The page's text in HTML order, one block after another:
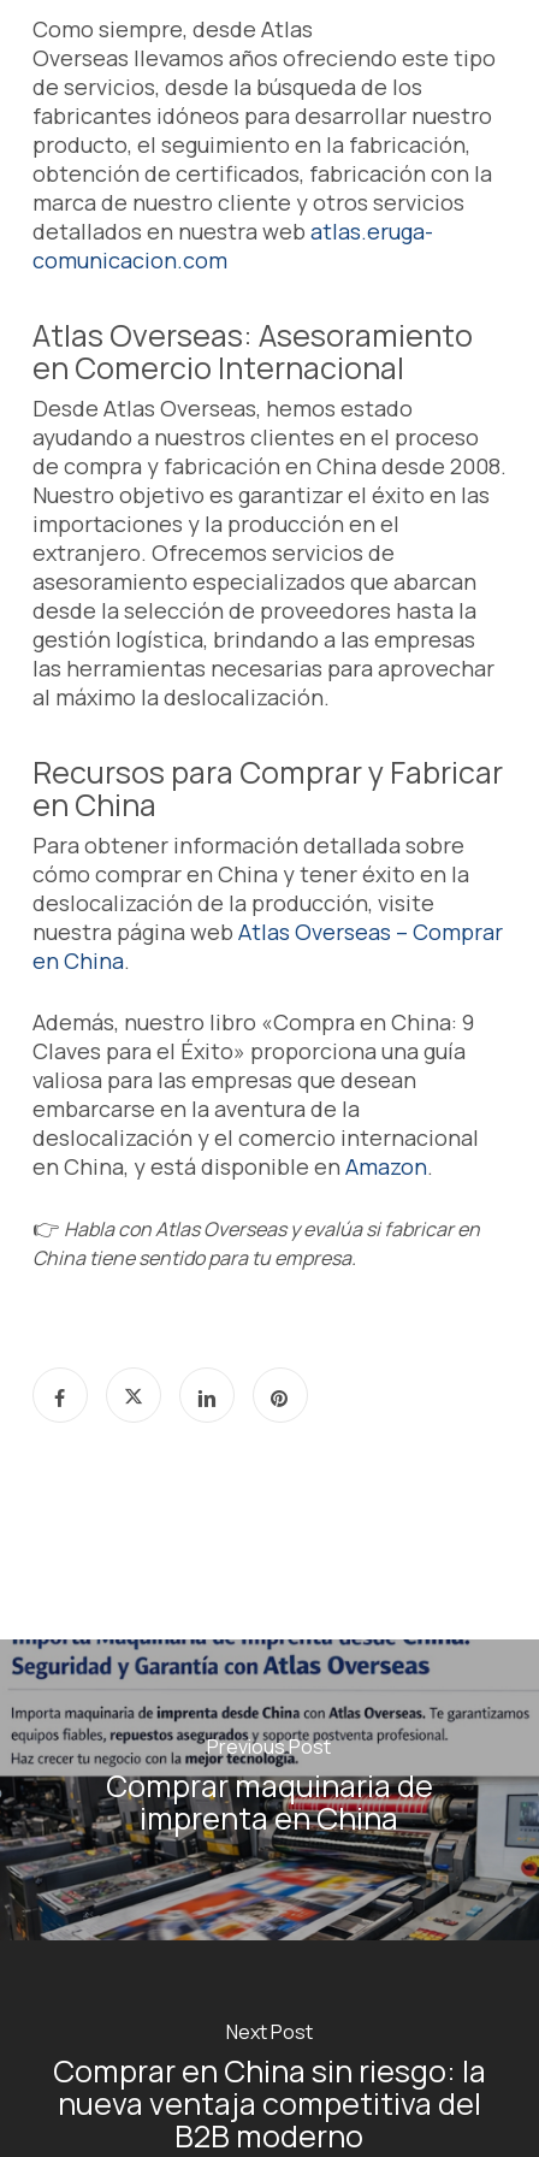
Como siempre, desde Atlas
Overseas llevamos años ofreciendo este tipo
de servicios, desde la búsqueda de los
fabricantes idóneos para desarrollar nuestro
producto, el seguimiento en la fabricación,
obtención de certificados, fabricación con la
marca de nuestro cliente y otros servicios
detallados en nuestra web atlas.eruga-
comunicacion.com
Atlas Overseas: Asesoramiento
en Comercio Internacional
Desde Atlas Overseas, hemos estado
ayudando a nuestros clientes en el proceso
de compra y fabricación en China desde 2008.
Nuestro objetivo es garantizar el éxito en las
importaciones y la producción en el
extranjero. Ofrecemos servicios de
asesoramiento especializados que abarcan
desde la selección de proveedores hasta la
gestión logística, brindando a las empresas
las herramientas necesarias para aprovechar
al máximo la deslocalización.
Recursos para Comprar y Fabricar
en China
Para obtener información detallada sobre
cómo comprar en China y tener éxito en la
deslocalización de la producción, visite
nuestra página web Atlas Overseas – Comprar
en China.
Además, nuestro libro «Compra en China: 9
Claves para el Éxito» proporciona una guía
valiosa para las empresas que desean
embarcarse en la aventura de la
deslocalización y el comercio internacional
en China, y está disponible en Amazon.
👉 Habla con Atlas Overseas y evalúa si fabricar en
China tiene sentido para tu empresa.
Previous Post
Comprar maquinaria de
imprenta en China
Next Post
Comprar en China sin riesgo: la
nueva ventaja competitiva del
B2B moderno